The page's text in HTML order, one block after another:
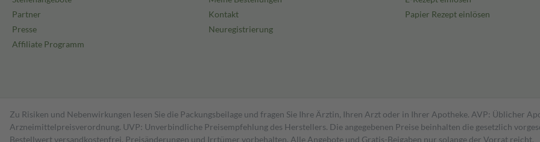
Partner
Presse
Affiliate Programm
Kontakt
Neuregistrierung
Papier Rezept einlösen
Zu Risiken und Nebenwirkungen lesen Sie die Packungsbeilage und fragen Sie Ihre Ärztin, Ihren Arzt oder in Ihrer Apotheke. AVP: Üblicher
Arzneimittelpreisverordnung. UVP: Unverbindliche Preisempfehlung des Herstellers. Die angegebenen Preise beinhalten die gesetzlich
Bestell­wert versand­kosten­frei. Preisänderungen und Irrtümer vorbehalten. Alle Angebote und Gratis-Beigaben nur solange der Vorrat reicht.